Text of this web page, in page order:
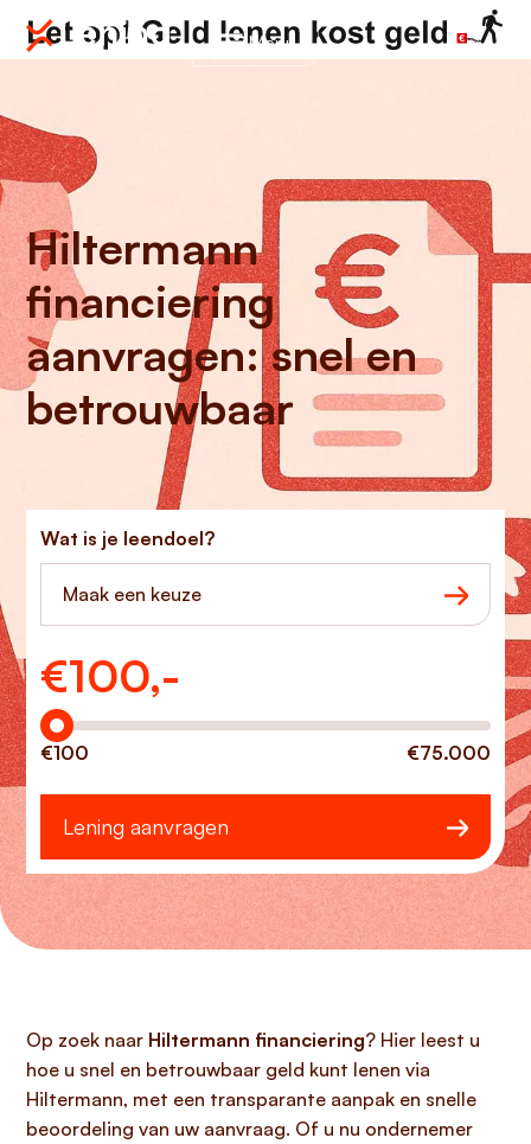
Menu
Hiltermann
financiering
aanvragen: snel en
betrouwbaar
Wat is je leendoel?
Maak een keuze
€100,-
Hoeveel wilt u lenen?
€100 €75.000
Lening aanvragen
Op zoek naar Hiltermann financiering? Hier leest u
hoe u snel en betrouwbaar geld kunt lenen via
Hiltermann, met een transparante aanpak en snelle
beoordeling van uw aanvraag. Of u nu ondernemer